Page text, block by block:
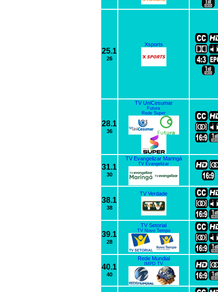
25.1
26
Xsports
28.1
36
TV UniCesumar
Futura
Rede Super
31.1
30
TV Evangelizar Maringá
TV Evangelizar
38.1
38
TV Verdade
39.1
28
TV Setorial
TV Novo Tempo
40.1
40
Rede Mundial
IMPD TV